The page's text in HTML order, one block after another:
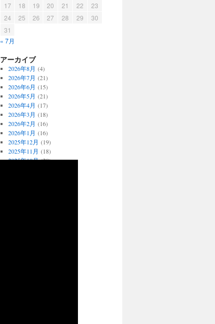
17
18 19 20 21 22
23
24
25 26 27 28 29
30
31
« 7月
アーカイブ
2026年8月 (4)
2026年7月 (21)
2026年6月 (15)
2026年5月 (21)
2026年4月 (17)
2026年3月 (18)
2026年2月 (16)
2026年1月 (16)
2025年12月 (19)
2025年11月 (18)
2025年10月(20)